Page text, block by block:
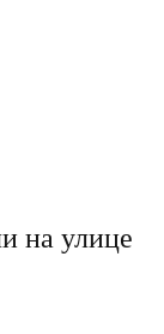
на улице